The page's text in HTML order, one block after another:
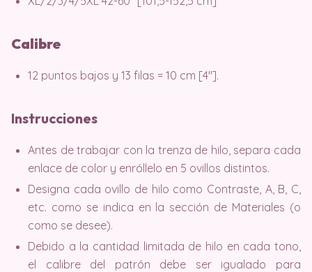
Calibre
12 puntos bajos y 13 filas = 10 cm [4″].
Instrucciones
Antes de trabajar con la trenza de hilo, separa cada
enlace de color y enróllelo en 5 ovillos distintos.
Designa cada ovillo de hilo como Contraste, A, B, C,
etc. como se indica en la sección de Materiales (o
como se desee).
Debido a la cantidad limitada de hilo en cada tono,
el calibre del patrón debe ser igualado para